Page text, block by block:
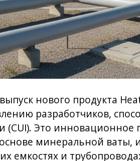
нового продукта
разработчиков,
Это инновационное
минеральной ваты,
емкостях и